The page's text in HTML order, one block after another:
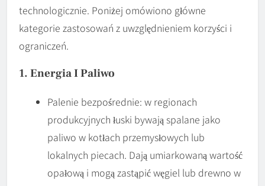
technologicznie. Poniżej omówiono główne
kategorie zastosowań z uwzględnieniem korzyści i
ograniczeń.
1. Energia I Paliwo
Palenie bezpośrednie: w regionach
produkcyjnych łuski bywają spalane jako
paliwo w kotłach przemysłowych lub
lokalnych piecach. Dają umiarkowaną wartość
opałową i mogą zastąpić węgiel lub drewno w